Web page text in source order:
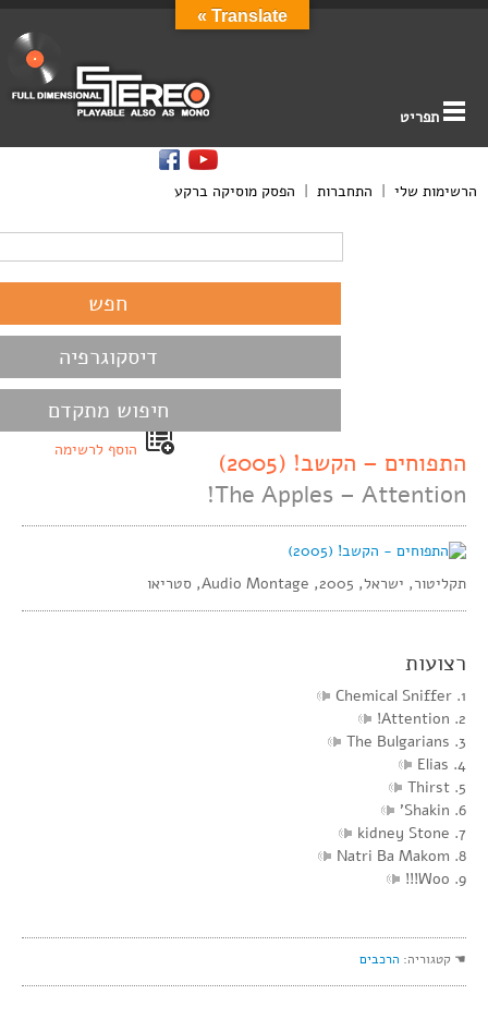
תפריט
הרשימות שלי | התחברות | הפסק מוסיקה ברקע
דיסקוגרפיה
חיפוש מתקדם
הוסף לרשימה
התפוחים – הקשב! (2005)
The Apples – Attention!
תקליטור, ישראל, 2005, Audio Montage, סטריאו
רצועות
1. Chemical Sniffer
2. Attention!
3. The Bulgarians
4. Elias
5. Thirst
6. Shakin’
7. kidney Stone
8. Natri Ba Makom
9. Woo!!!
☚ קטגוריה: הרכבים
Translate »